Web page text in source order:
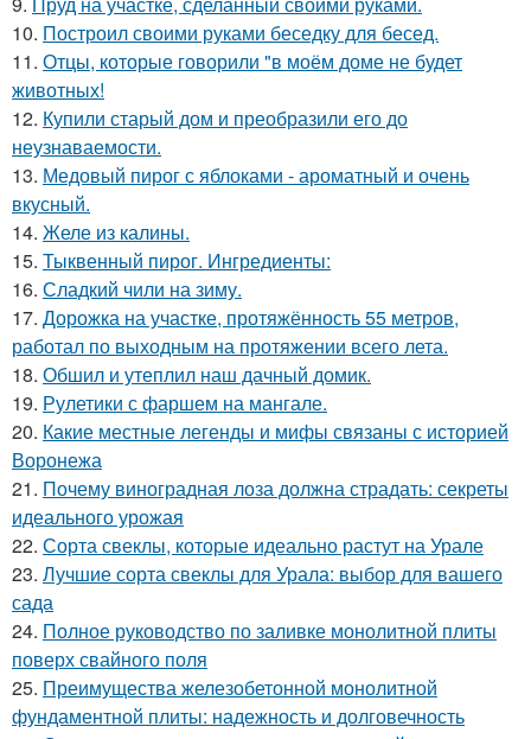
10. Построил своими руками беседку для бесед.
11. Отцы, которые говорили "в моём доме не будет
животных!
12. Купили старый дом и преобразили его до
неузнаваемости.
13. Медовый пирог с яблоками - ароматный и очень
вкусный.
14. Желе из калины.
15. Тыквенный пирог. Ингредиенты:
16. Сладкий чили на зиму.
17. Дорожка на участке, протяжённость 55 метров,
работал по выходным на протяжении всего лета.
18. Обшил и утеплил наш дачный домик.
19. Рулетики с фаршем на мангале.
20. Какие местные легенды и мифы связаны с историей
Воронежа
21. Почему виноградная лоза должна страдать: секреты
идеального урожая
22. Сорта свеклы, которые идеально растут на Урале
23. Лучшие сорта свеклы для Урала: выбор для вашего
сада
24. Полное руководство по заливке монолитной плиты
поверх свайного поля
25. Преимущества железобетонной монолитной
фундаментной плиты: надежность и долговечность